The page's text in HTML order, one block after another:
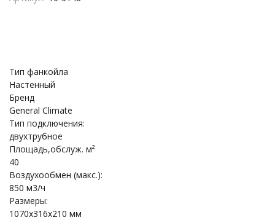
Тип фанкойла
Настенный
Бренд
General Climate
Тип подключения:
двухтрубное
Площадь,обслуж. м²
40
Воздухообмен (макс.):
850 м3/ч
Размеры:
1070x316x210 мм